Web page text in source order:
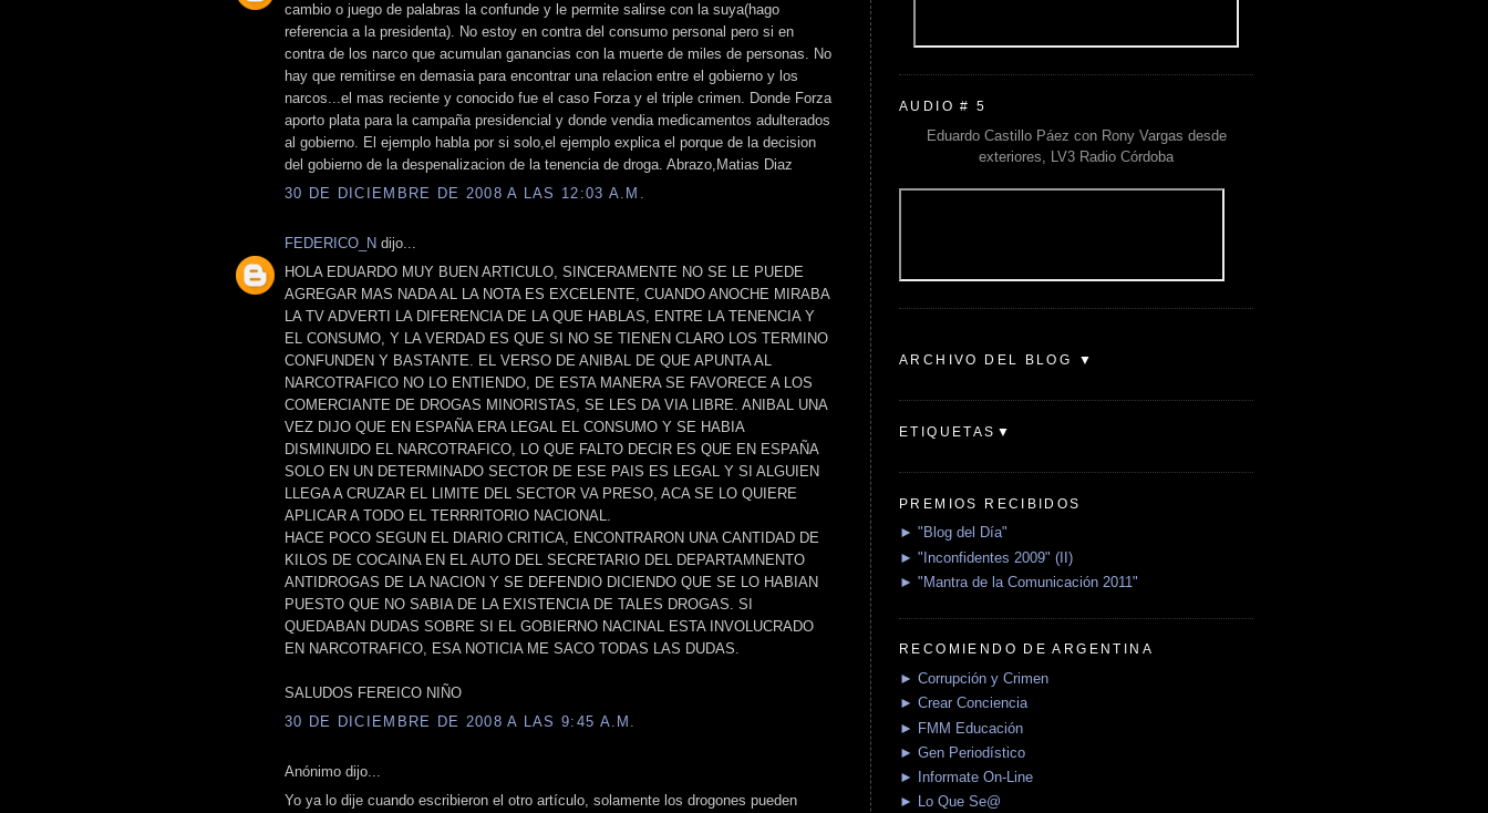
cambio o juego de palabras la confunde y le permite salirse con la suya(hago
referencia a la presidenta). No estoy en contra del consumo personal pero si en
contra de los narco que acumulan ganancias con la muerte de miles de personas. No
hay que remitirse en demasia para encontrar una relacion entre el gobierno y los
narcos...el mas reciente y conocido fue el caso Forza y el triple crimen. Donde Forza
aporto plata para la campaña presidencial y donde vendia medicamentos adulterados
al gobierno. El ejemplo habla por si solo,el ejemplo explica el porque de la decision
del gobierno de la despenalizacion de la tenencia de droga. Abrazo,Matias Diaz
30 DE DICIEMBRE DE 2008 A LAS 12:03 A.M.
FEDERICO_N dijo...
HOLA EDUARDO MUY BUEN ARTICULO, SINCERAMENTE NO SE LE PUEDE
AGREGAR MAS NADA AL LA NOTA ES EXCELENTE, CUANDO ANOCHE MIRABA
LA TV ADVERTI LA DIFERENCIA DE LA QUE HABLAS, ENTRE LA TENENCIA Y
EL CONSUMO, Y LA VERDAD ES QUE SI NO SE TIENEN CLARO LOS TERMINO
CONFUNDEN Y BASTANTE. EL VERSO DE ANIBAL DE QUE APUNTA AL
NARCOTRAFICO NO LO ENTIENDO, DE ESTA MANERA SE FAVORECE A LOS
COMERCIANTE DE DROGAS MINORISTAS, SE LES DA VIA LIBRE. ANIBAL UNA
VEZ DIJO QUE EN ESPAÑA ERA LEGAL EL CONSUMO Y SE HABIA
DISMINUIDO EL NARCOTRAFICO, LO QUE FALTO DECIR ES QUE EN ESPAÑA
SOLO EN UN DETERMINADO SECTOR DE ESE PAIS ES LEGAL Y SI ALGUIEN
LLEGA A CRUZAR EL LIMITE DEL SECTOR VA PRESO, ACA SE LO QUIERE
APLICAR A TODO EL TERRRITORIO NACIONAL.
HACE POCO SEGUN EL DIARIO CRITICA, ENCONTRARON UNA CANTIDAD DE
KILOS DE COCAINA EN EL AUTO DEL SECRETARIO DEL DEPARTAMNENTO
ANTIDROGAS DE LA NACION Y SE DEFENDIO DICIENDO QUE SE LO HABIAN
PUESTO QUE NO SABIA DE LA EXISTENCIA DE TALES DROGAS. SI
QUEDABAN DUDAS SOBRE SI EL GOBIERNO NACINAL ESTA INVOLUCRADO
EN NARCOTRAFICO, ESA NOTICIA ME SACO TODAS LAS DUDAS.
SALUDOS FEREICO NIÑO
30 DE DICIEMBRE DE 2008 A LAS 9:45 A.M.
Anónimo dijo...
Yo ya lo dije cuando escribieron el otro artículo, solamente los drogones pueden
AUDIO # 5
Eduardo Castillo Páez con Rony Vargas desde
exteriores, LV3 Radio Córdoba
ARCHIVO DEL BLOG ▼
ETIQUETAS▼
PREMIOS RECIBIDOS
► "Blog del Día"
► "Inconfidentes 2009" (II)
► "Mantra de la Comunicación 2011"
RECOMIENDO DE ARGENTINA
► Corrupción y Crimen
► Crear Conciencia
► FMM Educación
► Gen Periodístico
► Informate On-Line
► Lo Que Se@